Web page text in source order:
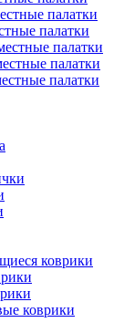
палатки
палатки
палатки
палатки
палатки
коврики
коврики